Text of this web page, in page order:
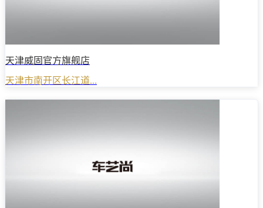
天津威固官方旗舰店
天津市南开区长江道...